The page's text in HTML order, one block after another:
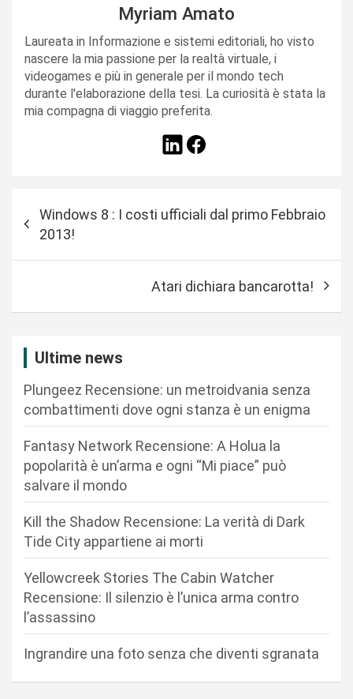
Myriam Amato
Laureata in Informazione e sistemi editoriali, ho visto
nascere la mia passione per la realtà virtuale, i
videogames e più in generale per il mondo tech
durante l'elaborazione della tesi. La curiosità è stata la
mia compagna di viaggio preferita.
Windows 8 : I costi ufficiali dal primo Febbraio
2013!
Atari dichiara bancarotta!
Ultime news
Plungeez Recensione: un metroidvania senza
combattimenti dove ogni stanza è un enigma
Fantasy Network Recensione: A Holua la
popolarità è un’arma e ogni “Mi piace” può
salvare il mondo
Kill the Shadow Recensione: La verità di Dark
Tide City appartiene ai morti
Yellowcreek Stories The Cabin Watcher
Recensione: Il silenzio è l’unica arma contro
l’assassino
Ingrandire una foto senza che diventi sgranata